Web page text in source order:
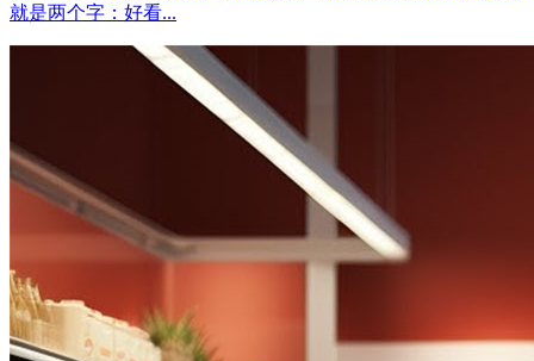
就是两个字：好看...